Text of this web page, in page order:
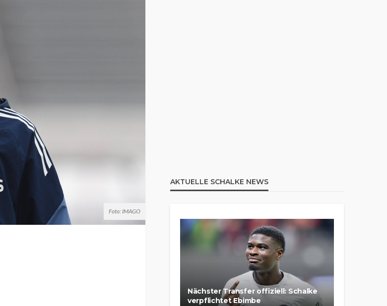
Foto: IMAGO
AKTUELLE SCHALKE NEWS
Nächster Transfer offiziell: Schalke
verpflichtet Ebimbe